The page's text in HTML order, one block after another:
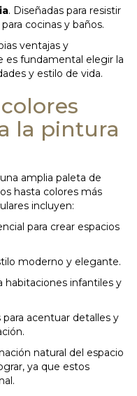
. Diseñadas para resistir
cocinas y baños.
ventajas y
es fundamental elegir la
y estilo de vida.
la pintura
amplia paleta de
hasta colores más
incluyen:
para crear espacios
moderno y elegante.
habitaciones infantiles y
para acentuar detalles y
natural del espacio
ya que estos